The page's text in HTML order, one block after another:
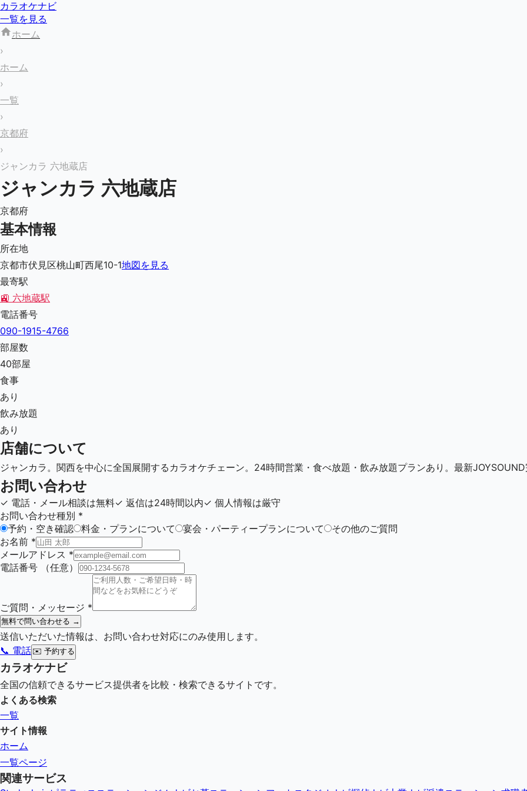
カラオケナビ
一覧を見る
ホーム
›
ホーム
›
一覧
›
京都府
›
ジャンカラ 六地蔵店
ジャンカラ 六地蔵店
京都府
基本情報
所在地
京都市伏見区桃山町西尾10-1地図を見る
最寄駅
🚉 六地蔵駅
電話番号
090-1915-4766
部屋数
40部屋
食事
あり
飲み放題
あり
店舗について
ジャンカラ。関西を中心に全国展開するカラオケチェーン。24時間営業・食べ放題・飲み放題プランあり。最新
お問い合わせ
✓ 電話・メール相談は無料✓ 返信は24時間以内✓ 個人情報は厳守
お問い合わせ種別 *
予約・空き確認
料金・プランについて 宴会・パーティープランについて
その他のご質問
お名前 *
メールアドレス *
電話番号
（任意）
ご質問・メッセージ *
無料で問い合わせる →
送信いただいた情報は、お問い合わせ対応にのみ使用します。
📞 電話 ✉️ 予約する
カラオケナビ
全国の信頼できるサービス提供者を比較・検索できるサイトです。
よくある検索
一覧
サイト情報
ホーム
一覧ページ
関連サービス